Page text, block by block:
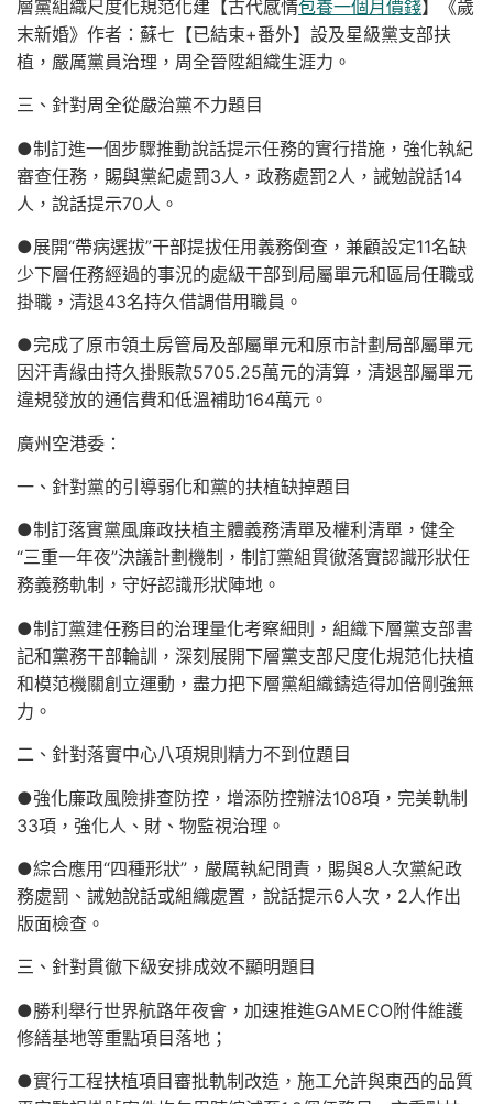
層黨組織尺度化規范化建【古代感情包養一個月價錢】《歲
末新婚》作者：蘇七【已結束+番外】設及星級黨支部扶
植，嚴厲黨員治理，周全晉陞組織生涯力。
三、針對周全從嚴治黨不力題目
●制訂進一個步驟推動說話提示任務的實行措施，強化執紀
審查任務，賜與黨紀處罰3人，政務處罰2人，誡勉說話14
人，說話提示70人。
●展開“帶病選拔”干部提拔任用義務倒查，兼顧設定11名缺
少下層任務經過的事況的處級干部到局屬單元和區局任職或
掛職，清退43名持久借調借用職員。
●完成了原市領土房管局及部屬單元和原市計劃局部屬單元
因汗青緣由持久掛賬款5705.25萬元的清算，清退部屬單元
違規發放的通信費和低溫補助164萬元。
廣州空港委：
一、針對黨的引導弱化和黨的扶植缺掉題目
●制訂落實黨風廉政扶植主體義務清單及權利清單，健全
“三重一年夜”決議計劃機制，制訂黨組貫徹落實認識形狀任
務義務軌制，守好認識形狀陣地。
●制訂黨建任務目的治理量化考察細則，組織下層黨支部書
記和黨務干部輪訓，深刻展開下層黨支部尺度化規范化扶植
和模范機關創立運動，盡力把下層黨組織鑄造得加倍剛強無
力。
二、針對落實中心八項規則精力不到位題目
●強化廉政風險排查防控，增添防控辦法108項，完美軌制
33項，強化人、財、物監視治理。
●綜合應用“四種形狀”，嚴厲執紀問責，賜與8人次黨紀政
務處罰、誡勉說話或組織處置，說話提示6人次，2人作出
版面檢查。
三、針對貫徹下級安排成效不顯明題目
●勝利舉行世界航路年夜會，加速推進GAMECO附件維護
修繕基地等重點項目落地；
●實行工程扶植項目審批軌制改造，施工允許與東西的品質